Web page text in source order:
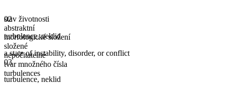
stav životnosti
abstraktní
morfologické složení
složené
nepočitatelné
tvar množného čísla
turbulences
02
turbulence,neklid
a state of instability, disorder, or conflict
03
turbulence, neklid